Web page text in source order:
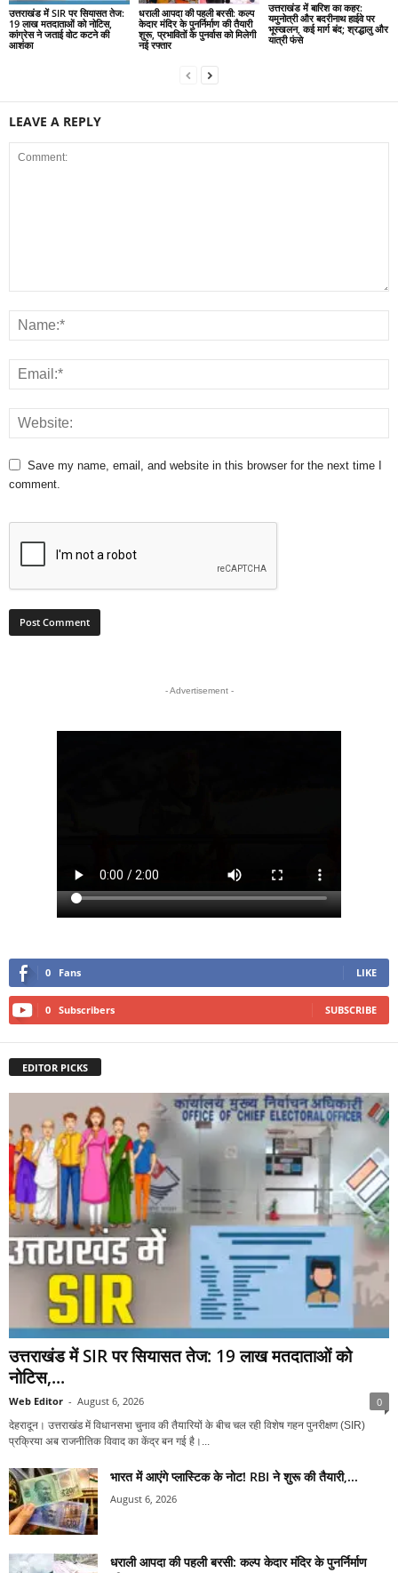
उत्तराखंड में SIR पर सियासत तेज:
19 लाख मतदाताओं को नोटिस,
कांग्रेस ने जताई वोट कटने की
आशंका
धराली आपदा की पहली बरसी: कल्प
केदार मंदिर के पुनर्निर्माण की तैयारी
शुरू, प्रभावितों के पुनर्वास को मिलेगी
नई रफ्तार
उत्तराखंड में बारिश का कहर:
यमुनोत्री और बदरीनाथ हाईवे पर
भूस्खलन, कई मार्ग बंद; श्रद्धालु और
यात्री फंसे
LEAVE A REPLY
Save my name, email, and website in this browser for the next time I
comment.
- Advertisement -
0 Fans LIKE
0 Subscribers SUBSCRIBE
EDITOR PICKS
उत्तराखंड में SIR पर सियासत तेज: 19 लाख मतदाताओं को
नोटिस,...
Web Editor - August 6, 2026 0
देहरादून। उत्तराखंड में विधानसभा चुनाव की तैयारियों के बीच चल रही विशेष गहन पुनरीक्षण (SIR)
प्रक्रिया अब राजनीतिक विवाद का केंद्र बन गई है।...
भारत में आएंगे प्लास्टिक के नोट! RBI ने शुरू की तैयारी,...
August 6, 2026
धराली आपदा की पहली बरसी: कल्प केदार मंदिर के पुनर्निर्माण